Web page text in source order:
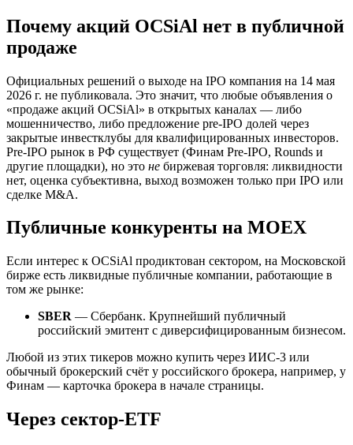
Почему акций OCSiAl нет в публичной
продаже
Официальных решений о выходе на IPO компания на 14 мая
2026 г. не публиковала. Это значит, что любые объявления о
«продаже акций OCSiAl» в открытых каналах — либо
мошенничество, либо предложение pre-IPO долей через
закрытые инвестклубы для квалифицированных инвесторов.
Pre-IPO рынок в РФ существует (Финам Pre-IPO, Rounds и
другие площадки), но это не биржевая торговля: ликвидности
нет, оценка субъективна, выход возможен только при IPO или
сделке M&A.
Публичные конкуренты на MOEX
Если интерес к OCSiAl продиктован сектором, на Московской
бирже есть ликвидные публичные компании, работающие в
том же рынке:
SBER — Сбербанк. Крупнейший публичный
российский эмитент с диверсифицированным бизнесом.
Любой из этих тикеров можно купить через ИИС-3 или
обычный брокерский счёт у российского брокера, например, у
Финам — карточка брокера в начале страницы.
Через сектор-ETF